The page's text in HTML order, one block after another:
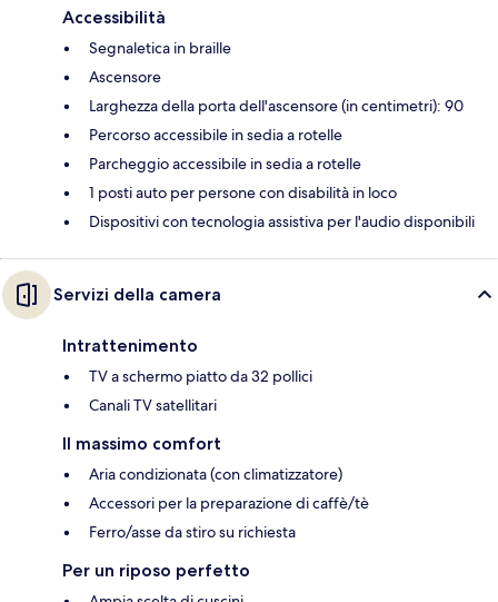
Accessibilità
Segnaletica in braille
Ascensore
Larghezza della porta dell'ascensore (in centimetri): 90
Percorso accessibile in sedia a rotelle
Parcheggio accessibile in sedia a rotelle
1 posti auto per persone con disabilità in loco
Dispositivi con tecnologia assistiva per l'audio disponibili
Servizi della camera
Intrattenimento
TV a schermo piatto da 32 pollici
Canali TV satellitari
Il massimo comfort
Aria condizionata (con climatizzatore)
Accessori per la preparazione di caffè/tè
Ferro/asse da stiro su richiesta
Per un riposo perfetto